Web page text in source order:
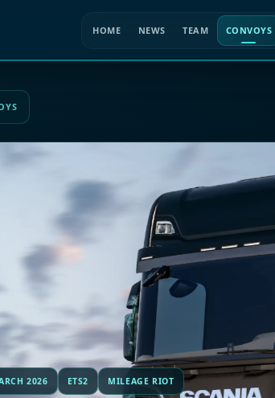
2026 ETS2 MILEAGE RIOT
HOME NEWS TEAM CONVOYS